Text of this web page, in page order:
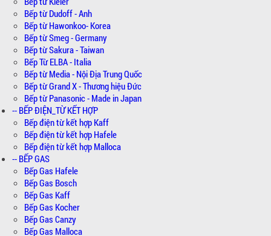
Bếp từ Dudoff - Anh
Bếp từ Hawonkoo- Korea
Bếp từ Smeg - Germany
Bếp từ Sakura - Taiwan
Bếp Từ ELBA - Italia
Bếp từ Media - Nội Địa Trung Quốc
Bếp từ Grand X - Thương hiệu Đức
Bếp từ Panasonic - Made in Japan
-- BẾP ĐIỆN_TỪ KẾT HỢP
Bếp điện từ kết hợp Kaff
Bếp điện từ kết hợp Hafele
Bếp điện từ kết hợp Malloca
-- BẾP GAS
Bếp Gas Hafele
Bếp Gas Bosch
Bếp Gas Kaff
Bếp Gas Kocher
Bếp Gas Canzy
Bếp Gas Malloca